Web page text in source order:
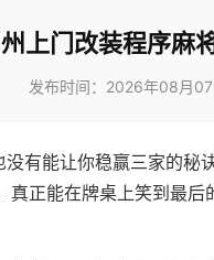
上门改装程序麻
发布时间：2026年08月07
有能让你稳赢三家的秘
真正能在牌桌上笑到最